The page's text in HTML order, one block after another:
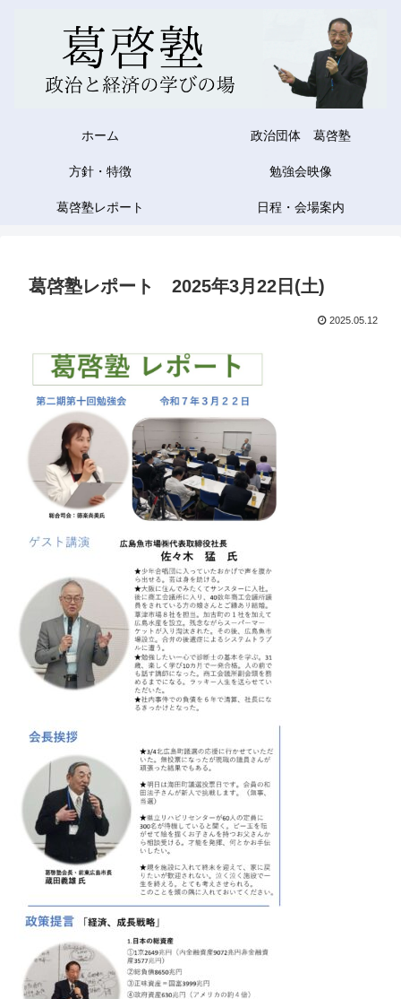
ホーム 政治団体 葛啓塾
方針・特徴 勉強会映像
葛啓塾レポート 日程・会場案内
葛啓塾レポート 2025年3月22日(土)
2025.05.12